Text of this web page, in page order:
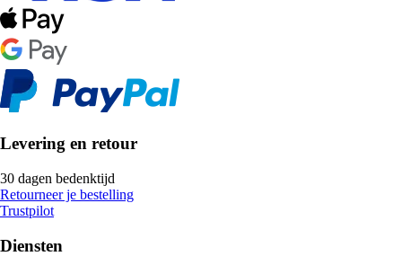
Levering en retour
30 dagen bedenktijd
Retourneer je bestelling
Trustpilot
Diensten